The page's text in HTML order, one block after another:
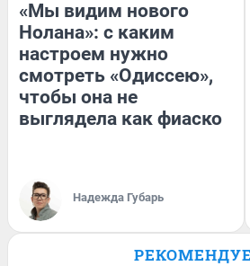
«Мы видим нового
Нолана»: с каким
настроем нужно
смотреть «Одиссею»,
чтобы она не
выглядела как фиаско
Надежда Губарь